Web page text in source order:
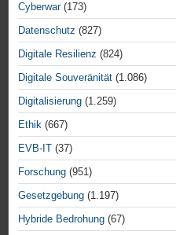
Cyberwar(173)
Datenschutz (827)
Digitale Resilienz (824)
Digitale Souveränität (1.086)
Digitalisierung (1.259)
Ethik (667)
EVB-IT (37)
Forschung (951)
Gesetzgebung (1.197)
Hybride Bedrohung (67)